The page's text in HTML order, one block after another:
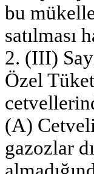
bu
satılması
2. (III)
Özel
(A)
gazozlar